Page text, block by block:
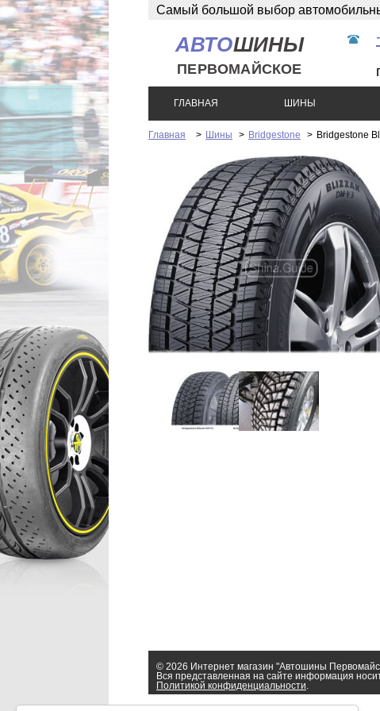
Самый большой выбор
АВТОШИНЫ
ПЕРВОМАЙСКОЕ
ГЛАВНАЯ ШИНЫ
Главная > Шины > Bridgestone > Bridgestone
© 2026 Интернет магазин "Автошины
Вся представленная на сайте информация
Политикой конфиденциальности.